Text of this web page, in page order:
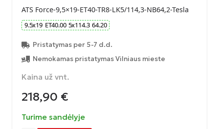
ATS Force-9,5×19-ET40-TR8-LK5/114,3-NB64,2-Tesla
9.5x19 ET40.00 5x114.3 64.20
Pristatymas per 5-7 d.d.
Nemokamas pristatymas Vilniaus mieste
Kaina už vnt.
218,90 €
Turime sandėlyje